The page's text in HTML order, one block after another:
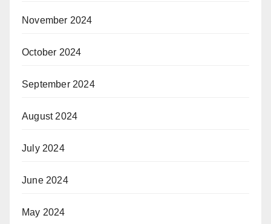
November 2024
October 2024
September 2024
August 2024
July 2024
June 2024
May 2024